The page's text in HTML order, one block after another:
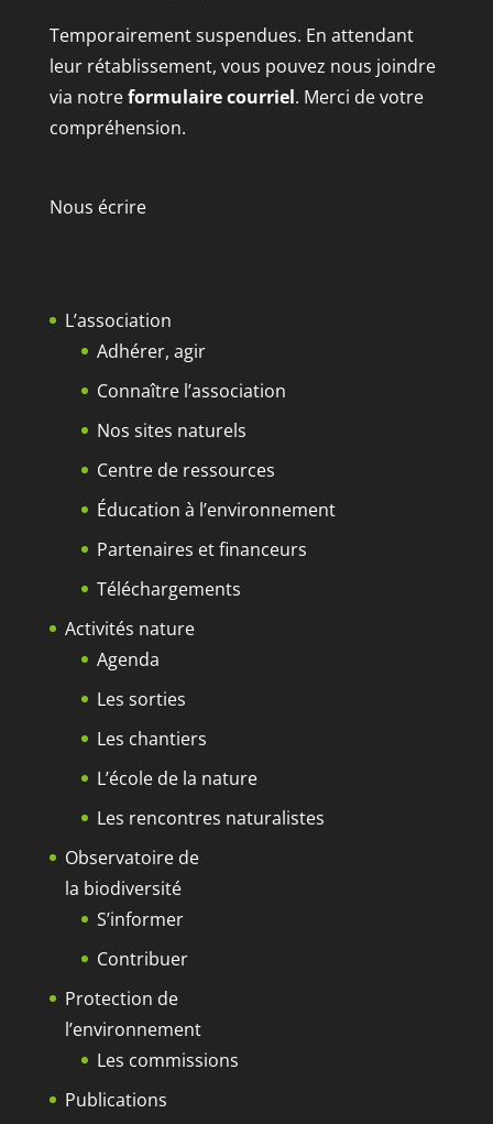
Temporairement suspendues. En attendant
leur rétablissement, vous pouvez nous joindre
via notreformulaire courriel. Merci de votre
compréhension.
Nous écrire
L’association
Adhérer, agir
Connaître l’association
Nos sites naturels
Centre de ressources
Éducation à l’environnement
Partenaires et financeurs
Téléchargements
Activités nature
Agenda
Les sorties
Les chantiers
L’école de la nature
Les rencontres naturalistes
Observatoire de
la biodiversité
S’informer
Contribuer
Protection de
l’environnement
Les commissions
Publications